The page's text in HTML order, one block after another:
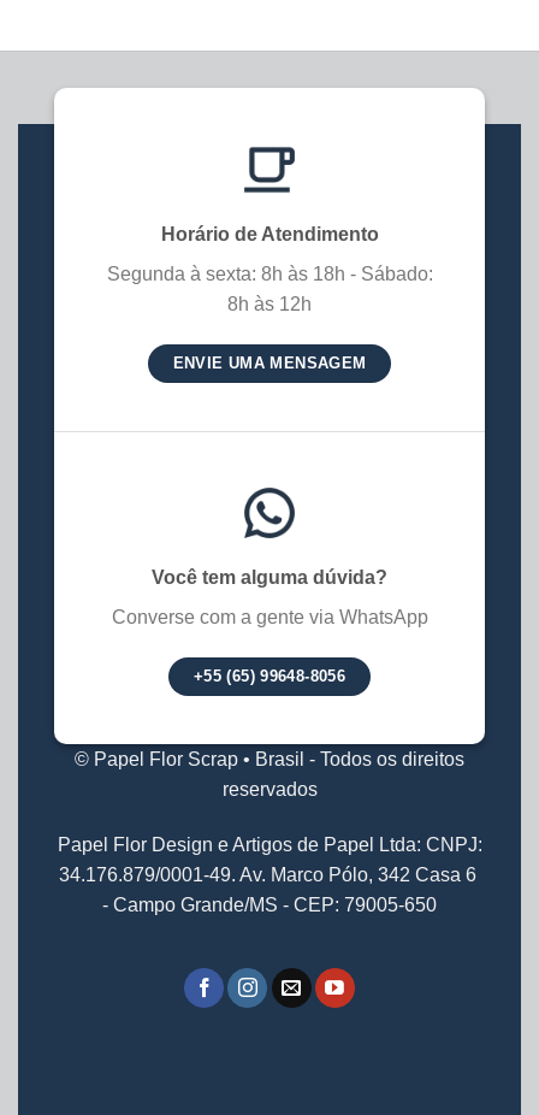
Horário de Atendimento
Segunda à sexta: 8h às 18h - Sábado:
8h às 12h
ENVIE UMA MENSAGEM
Você tem alguma dúvida?
Converse com a gente via WhatsApp
+55 (65) 99648-8056
© Papel Flor Scrap • Brasil - Todos os direitos
reservados
Papel Flor Design e Artigos de Papel Ltda: CNPJ:
34.176.879/0001-49. Av. Marco Pólo, 342 Casa 6
- Campo Grande/MS - CEP: 79005-650